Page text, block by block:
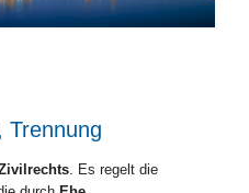
Trennung
. Es regelt die